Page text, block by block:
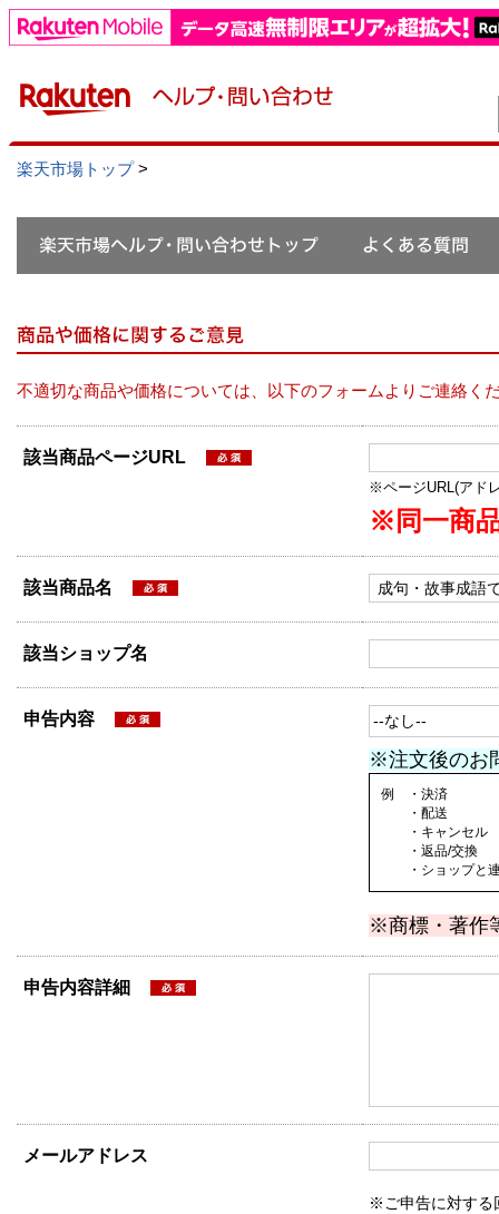
楽天市場トップ>
不適切な商品や価格については、以下のフォームよりご連絡く
該当商品ページURL
※ページURL(アド
※同一商
該当商品名
該当ショップ名
申告内容
※注文後のお
例 ・決済
・配送
・キャンセル
・返品/交換
・ショップと連
※商標・著作
申告内容詳細
メールアドレス
※ご申告に対する